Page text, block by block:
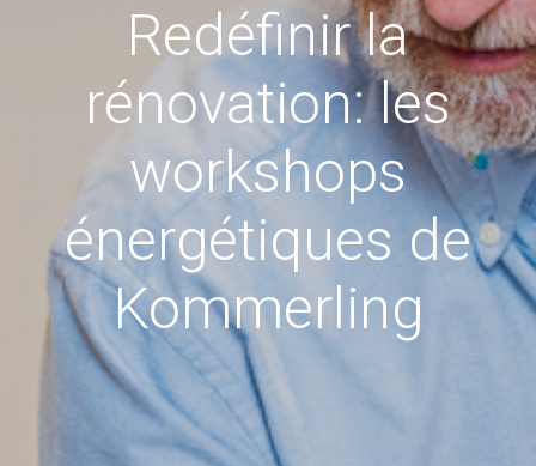
Redéfinir la
rénovation: les
workshops
énergétiques de
Kommerling